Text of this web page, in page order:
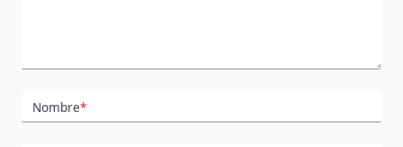
Nombre*